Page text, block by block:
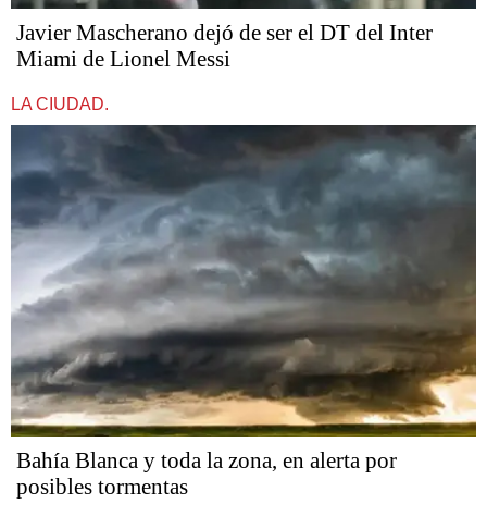
Javier Mascherano dejó de ser el DT del Inter
Miami de Lionel Messi
LA CIUDAD.
Bahía Blanca y toda la zona, en alerta por
posibles tormentas